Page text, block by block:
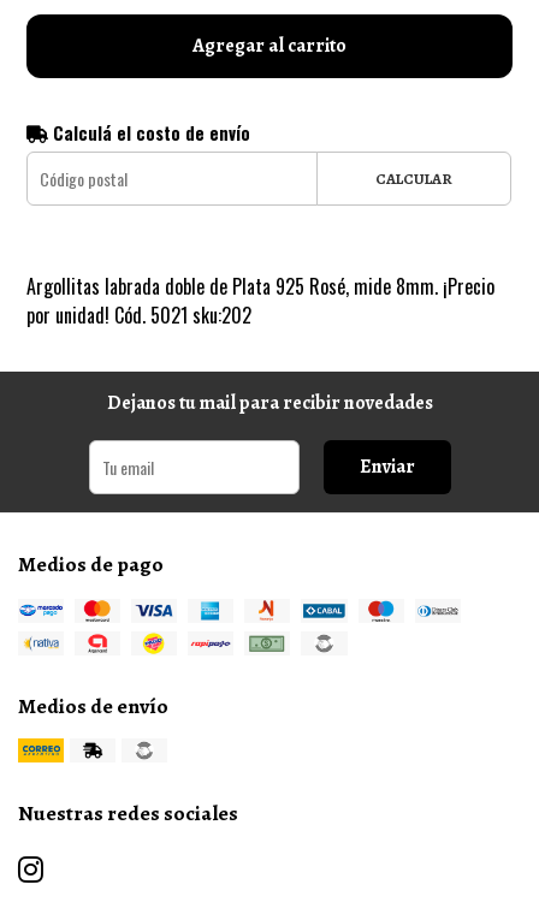
Agregar al carrito
Calculá el costo de envío
CALCULAR
Argollitas labrada doble de Plata 925 Rosé, mide 8mm. ¡Precio
por unidad! Cód. 5021 sku:202
Dejanos tu mail para recibir novedades
Enviar
Medios de pago
Medios de envío
Nuestras redes sociales